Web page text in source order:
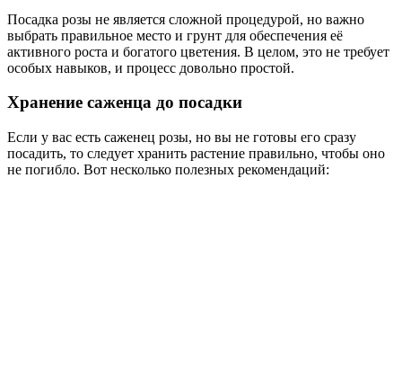
Посадка розы не является сложной процедурой, но важно
выбрать правильное место и грунт для обеспечения её
активного роста и богатого цветения. В целом, это не требует
особых навыков, и процесс довольно простой.
Хранение саженца до посадки
Если у вас есть саженец розы, но вы не готовы его сразу
посадить, то следует хранить растение правильно, чтобы оно
не погибло. Вот несколько полезных рекомендаций: